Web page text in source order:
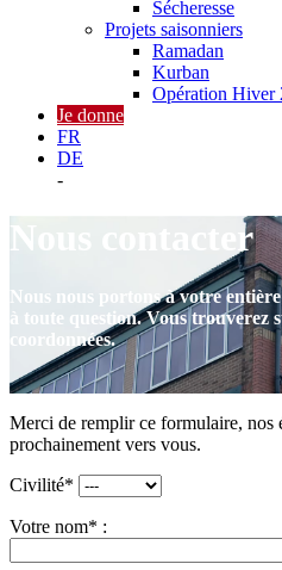
Sécheresse
Projets saisonniers
Ramadan
Kurban
Opération Hiver
Je donne
FR
DE
-
Nous contacter
Nous nous portons à votre
à toute question. Vous trouverez
coordonnées.
Merci de remplir ce formulaire, nos
prochainement vers vous.
Civilité*
Votre nom* :